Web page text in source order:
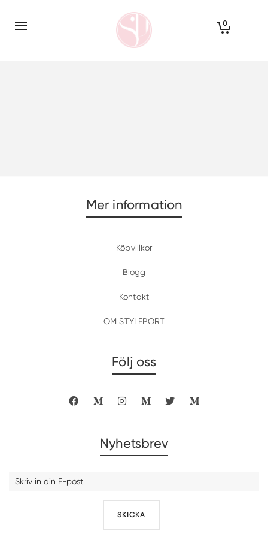
0
Mer information
Köpvillkor
Blogg
Kontakt
OM STYLEPORT
Följ oss
Nyhetsbrev